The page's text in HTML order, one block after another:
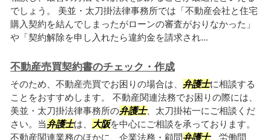
でしょう。 美並・太刀掛法律事務所では「不動産会社と住宅
購入契約を結んでしまったがローンの審査がおりなかった」
や「契約解除を申し入れたら違約金を請求され...
不動産売買契約書のチェック・作成
そのため、不動産売買でお困りの場合は、 弁護士に相談する
ことをおすすめします。 不動産関連法務でお困りの際には、
美並・太刀掛法律事務所の弁護士、太刀掛祐一にご相談くだ
さい。当弁護士は、 大阪を中心にご相談を承っております。
不動産関連業務のほかに、企業法務・顧問弁護士、労働問